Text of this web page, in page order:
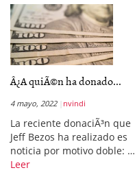
Â¿A quiÃ©n ha donado...
4 mayo, 2022 nvindi
La reciente donaciÃ³n que
Jeff Bezos ha realizado es
noticia por motivo doble: …
Leer